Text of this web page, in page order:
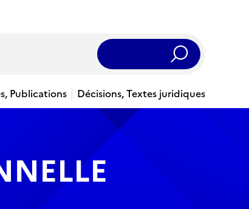
Rechercher
Publications Décisions, Textes juridiques